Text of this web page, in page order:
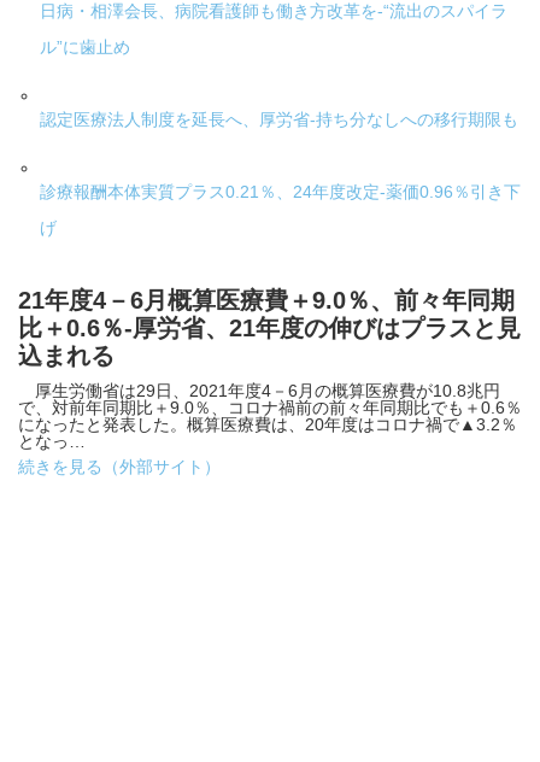
日病・相澤会長、病院看護師も働き方改革を-“流出のスパイラ
ル”に歯止め
認定医療法人制度を延長へ、厚労省-持ち分なしへの移行期限も
診療報酬本体実質プラス0.21％、24年度改定-薬価0.96％引き下
げ
21年度4－6月概算医療費＋9.0％、前々年同期
比＋0.6％-厚労省、21年度の伸びはプラスと見
込まれる
厚生労働省は29日、2021年度4－6月の概算医療費が10.8兆円
で、対前年同期比＋9.0％、コロナ禍前の前々年同期比でも＋0.6％
になったと発表した。概算医療費は、20年度はコロナ禍で▲3.2％
となっ…
続きを見る（外部サイト）